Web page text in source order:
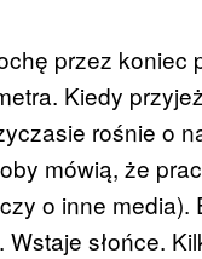
przez koniec
Kiedy
rośnie o
mówią, że
o inne media).
słońce.